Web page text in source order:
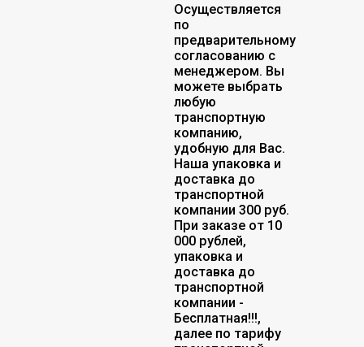
Осуществляется
по
предварительному
согласованию с
менеджером. Вы
можете выбрать
любую
транспортную
компанию,
удобную для Вас.
Наша упаковка и
доставка до
транспортной
компании 300 руб.
При заказе от 10
000 рублей,
упаковка и
доставка до
транспортной
компании -
Бесплатная!!!,
далее по тарифу